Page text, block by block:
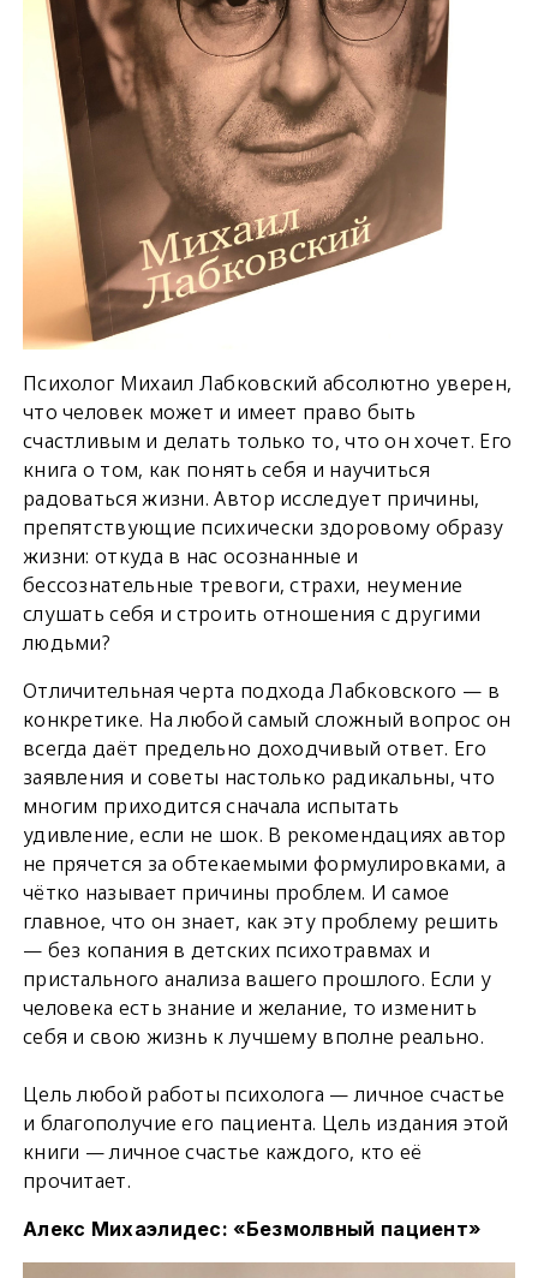
Психолог Михаил Лабковский абсолютно уверен,
что человек может и имеет право быть
счастливым и делать только то, что он хочет. Его
книга о том, как понять себя и научиться
радоваться жизни. Автор исследует причины,
препятствующие психически здоровому образу
жизни: откуда в нас осознанные и
бессознательные тревоги, страхи, неумение
слушать себя и строить отношения с другими
людьми?
Отличительная черта подхода Лабковского — в
конкретике. На любой самый сложный вопрос он
всегда даёт предельно доходчивый ответ. Его
заявления и советы настолько радикальны, что
многим приходится сначала испытать
удивление, если не шок. В рекомендациях автор
не прячется за обтекаемыми формулировками, а
чётко называет причины проблем. И самое
главное, что он знает, как эту проблему решить
— без копания в детских психотравмах и
пристального анализа вашего прошлого. Если у
человека есть знание и желание, то изменить
себя и свою жизнь к лучшему вполне реально.
Цель любой работы психолога — личное счастье
и благополучие его пациента. Цель издания этой
книги — личное счастье каждого, кто её
прочитает.
Алекс Михаэлидес: «Безмолвный пациент»